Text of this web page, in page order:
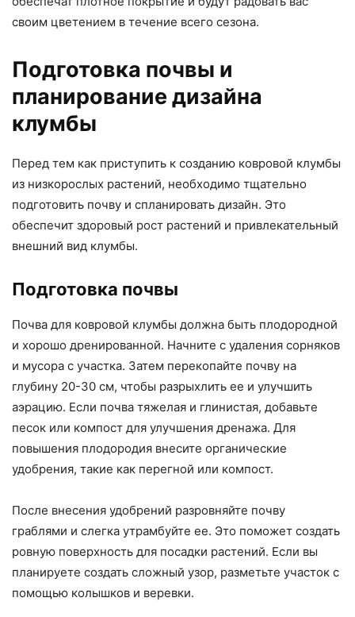
своим цветением в течение всего сезона.
Подготовка почвы и
планирование дизайна
клумбы
Перед тем как приступить к созданию ковровой клумбы
из низкорослых растений, необходимо тщательно
подготовить почву и спланировать дизайн. Это
обеспечит здоровый рост растений и привлекательный
внешний вид клумбы.
Подготовка почвы
Почва для ковровой клумбы должна быть плодородной
и хорошо дренированной. Начните с удаления сорняков
и мусора с участка. Затем перекопайте почву на
глубину 20-30 см, чтобы разрыхлить ее и улучшить
аэрацию. Если почва тяжелая и глинистая, добавьте
песок или компост для улучшения дренажа. Для
повышения плодородия внесите органические
удобрения, такие как перегной или компост.
После внесения удобрений разровняйте почву
граблями и слегка утрамбуйте ее. Это поможет создать
ровную поверхность для посадки растений. Если вы
планируете создать сложный узор, разметьте участок с
помощью колышков и веревки.